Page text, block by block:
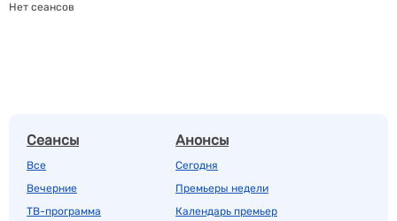
Нет сеансов
Сеансы
Все
Вечерние
ТВ-программа
Анонсы
Сегодня
Премьеры недели
Календарь премьер